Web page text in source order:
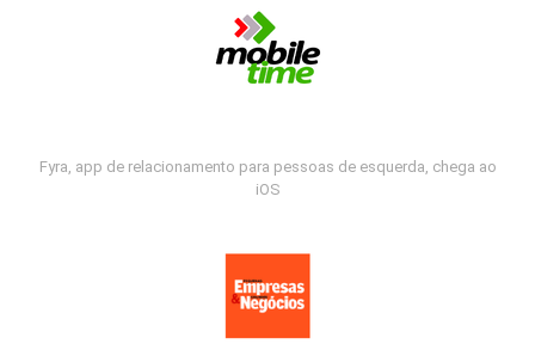
Fyra, app de relacionamento para pessoas de esquerda, chega ao
iOS